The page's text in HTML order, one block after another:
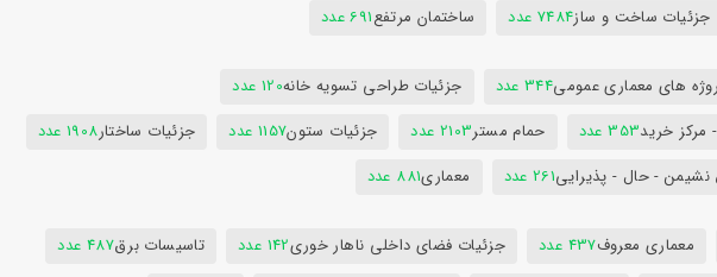
جزئیات ساخت و ساز7484 عدد ساختمان مرتفع691 عدد
های معماری عمومی344 عدد جزئیات طراحی تسویه خانه120 عدد
مرکز خرید353 عدد حمام مستر2103 عدد جزئیات ستون1157 عدد جزئیات ساختار1908 عدد
نشیمن - حال - پذیرایی261 عدد معماری881 عدد
معماری معروف437 عدد جزئیات فضای داخلی ناهار خوری142 عدد تاسیسات برق487 عدد